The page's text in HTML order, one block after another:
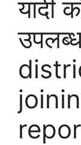
यादी